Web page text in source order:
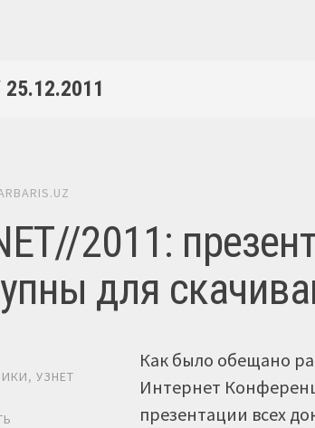
25.12.2011
2011:
для
,УЗНЕТ
Как было обещано
Интернет
презентации всех